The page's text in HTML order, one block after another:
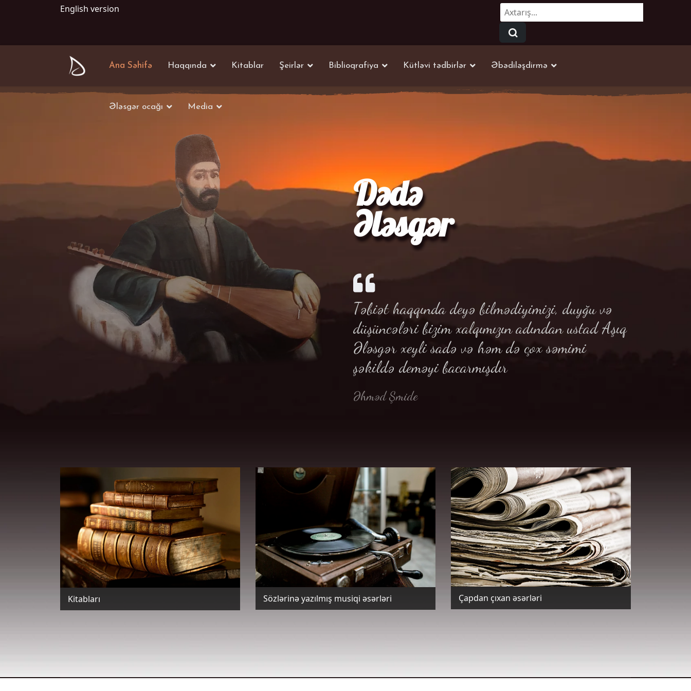
English version Axtarmaq...
Ana Səhifə Haqqında Kitablar Şeirlər Biblioqrafiya Kütləvi tədbirlər Əbədiləşdirmə
Ələsgər ocağı Media
Dədə
Ələsgər
Təbiət haqqında deyə bilmədiyimizi, duyğu və
düşüncələri bizim xalqımızın adından ustad Aşıq
Ələsgər xeyli sadə və həm də çox səmimi
şəkildə deməyi bacarmışdır
Əhməd Şmide
Kitabları Sözlərinə yazılmış musiqi əsərləri Çapdan çıxan əsərləri